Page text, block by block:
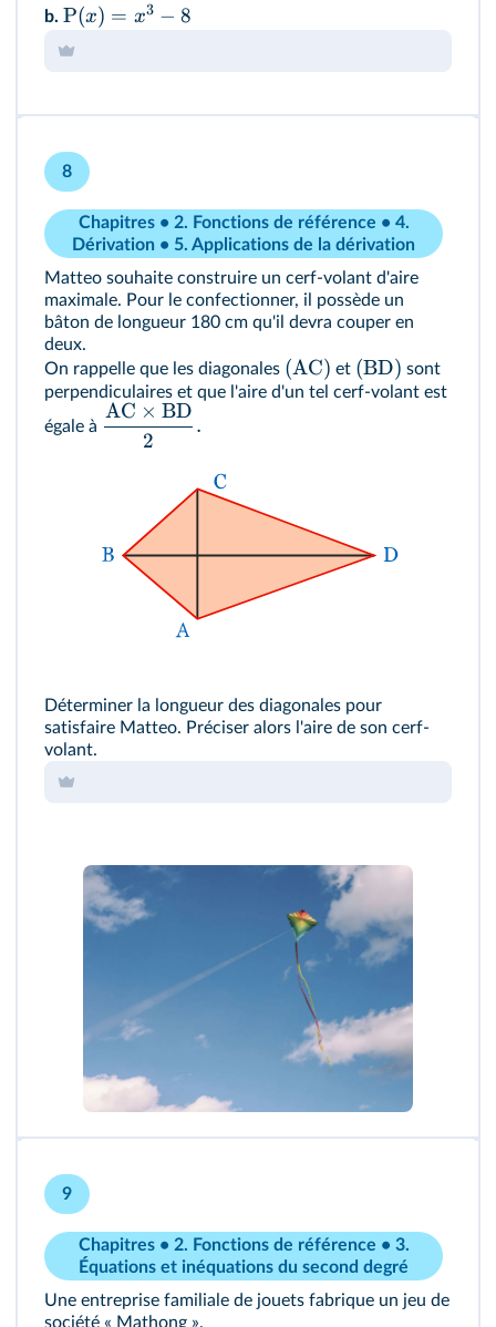
b. P(x) = x3 − 8
8
Chapitres • 2. Fonctions de référence • 4.
Dérivation • 5. Applications de la dérivation
Matteo souhaite construire un cerf-volant d'aire
maximale. Pour le confectionner, il possède un
bâton de longueur 180 cm qu'il devra couper en
deux.
On rappelle que les diagonales (AC) et (BD) sont
perpendiculaires et que l'aire d'un tel cerf-volant est
égale à
2
AC × BD
.
Déterminer la longueur des diagonales pour
satisfaire Matteo. Préciser alors l'aire de son cerf-
volant.
9
Chapitres • 2. Fonctions de référence • 3.
Équations et inéquations du second degré
Une entreprise familiale de jouets fabrique un jeu de
société « Mathong ».